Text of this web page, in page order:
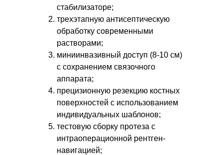
стабилизаторе;
трехэтапную антисептическую
обработку современными
растворами;
миниинвазивный доступ (8-10 см)
с сохранением связочного
аппарата;
прецизионную резекцию костных
поверхностей с использованием
индивидуальных шаблонов;
тестовую сборку протеза с
интраоперационной рентген-
навигацией;
✓ составляеминдивидуальный
план лечения
Записаться
3200₽
Цены на первичный прием
Пасечник Сергей Валерьвич